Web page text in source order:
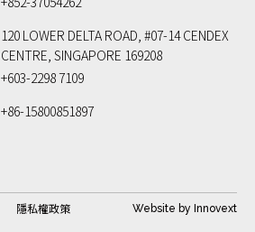
120 LOWER DELTA ROAD, #07-14 CENDEX
CENTRE, SINGAPORE 169208
+603-2298 7109
+86-15800851897
隱私權政策 Website by Innovext